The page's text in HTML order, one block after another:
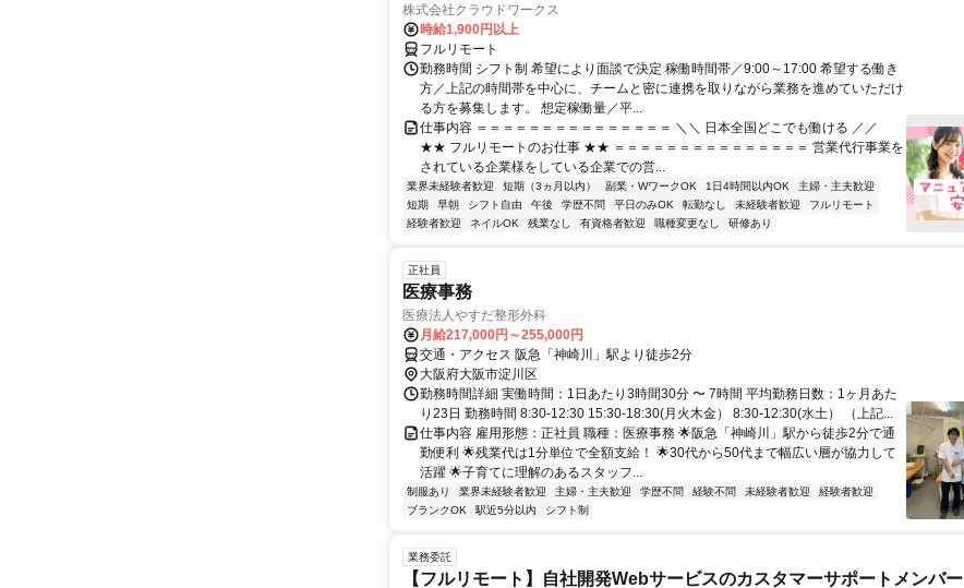
株式会社クラウドワークス
時給1,900円以上
フルリモート
勤務時間 シフト制 希望により面談で決定 稼働時間帯／9:00～17:00 希望する働き
方／上記の時間帯を中心に、チームと密に連携を取りながら業務を進めていただけ
る方を募集します。 想定稼働量／平...
仕事内容 ＝＝＝＝＝＝＝＝＝＝＝＝＝＝＝ ＼＼ 日本全国どこでも働ける ／／
★★ フルリモートのお仕事 ★★ ＝＝＝＝＝＝＝＝＝＝＝＝＝＝＝ 営業代行事業を
されている企業様をしている企業での営...
業界未経験者歓迎 短期（3ヵ月以内） 副業・WワークOK 1日4時間以内OK
主婦・主夫歓迎
短期
早朝 シフト自由 午後 学歴不問 平日のみOK 転勤なし 未経験者歓迎
フルリモート
経験者歓迎
ネイルOK 残業なし 有資格者歓迎 職種変更なし 研修あり
正社員
医療事務
医療法人やすだ整形外科
月給217,000円～255,000円
交通・アクセス 阪急「神崎川」駅より徒歩2分
大阪府大阪市淀川区
勤務時間詳細 実働時間：1日あたり3時間30分 〜 7時間 平均勤務日数：1ヶ月あた
り23日 勤務時間 8:30-12:30 15:30-18:30(月火木金） 8:30-12:30(水土） （上記...
仕事内容 雇用形態：正社員 職種：医療事務 🌟阪急「神崎川」駅から徒歩2分で通
勤便利 🌟残業代は1分単位で全額支給！ 🌟30代から50代まで幅広い層が協力して
活躍 🌟子育てに理解のあるスタッフ...
制服あり 業界未経験者歓迎 主婦・主夫歓迎 学歴不問 経験不問 未経験者歓迎
経験者歓迎
ブランクOK
駅近5分以内 シフト制
業務委託
【フルリモート】自社開発Webサービスのカスタマーサポートメンバー